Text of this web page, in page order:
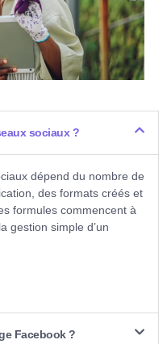
sociaux ?
dépend du nombre de
des formats créés et
formules commencent à
gestion simple d’un
Facebook ?